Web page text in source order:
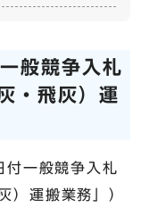
般競争入札
・飛灰）運
一般競争入札
）運搬業務」）